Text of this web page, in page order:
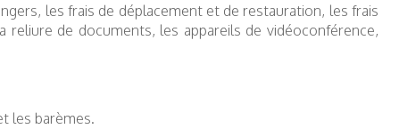
les frais de déplacement et de restauration, les frais
reliure de documents, les appareils de vidéoconférence,
les barèmes.